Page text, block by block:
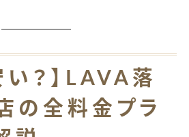
い？】LAVA落
の全料金プラ